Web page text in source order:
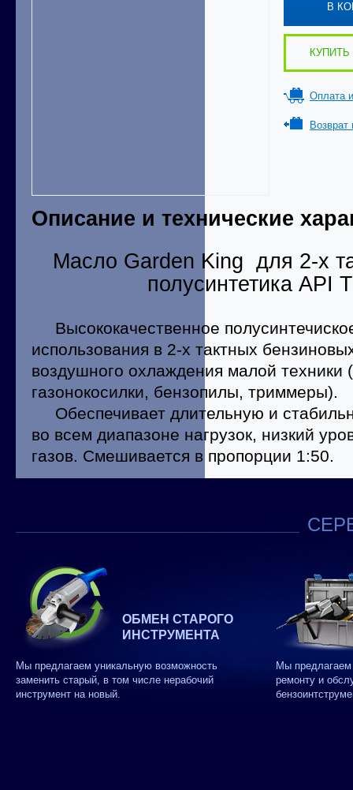
В
КУПИТЬ
Оплата
Возврат
Описание и технические
Масло Garden King для 2-х
полусинтетика API
Высококачественное
использования в 2-х тактных
воздушного охлаждения малой техники
газонокосилки, бензопилы, триммеры).
Обеспечивает длительную и
во всем диапазоне нагрузок, низкий
газов. Смешивается в пропорции 1:50.
ОБМЕН СТАРОГО
ИНСТРУМЕНТА
Мы предлагаем уникальную возможность
заменить старый, в том числе нерабочий
инструмент на новый.
Мы
ремонту и